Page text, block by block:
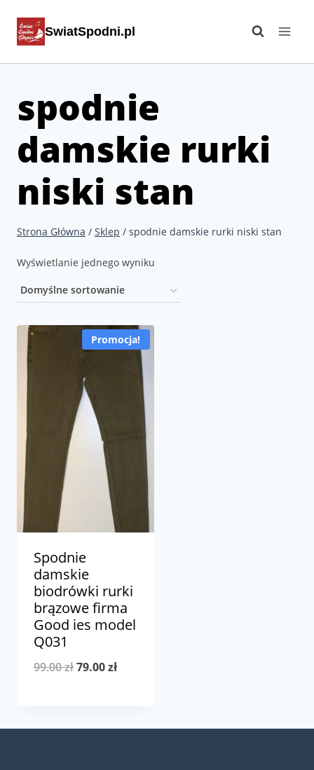
SwiatSpodni.pl
spodnie
damskie rurki
niski stan
Strona Główna / Sklep / spodnie damskie rurki niski stan
Wyświetlanie jednego wyniku
Promocja!
Spodnie
damskie
biodrówki rurki
brązowe firma
Good ies model
Q031
99.00złPierwotna
99.00 zł.
79.00złAktualna
79.00 zł.